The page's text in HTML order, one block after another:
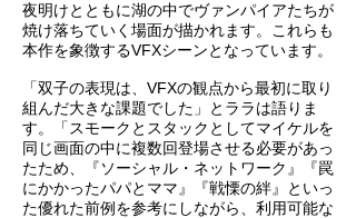
夜明けとともに湖の中でヴァンパイアたちが
焼け落ちていく場面が描かれます。これらも
本作を象徴するVFXシーンとなっています。
「双子の表現は、VFXの観点から最初に取り
組んだ大きな課題でした」とララは語りま
す。「スモークとスタックとしてマイケルを
同じ画面の中に複数回登場させる必要があっ
たため、『ソーシャル・ネットワーク』『罠
にかかったパパとママ』『戦慄の絆』といっ
た優れた前例を参考にしながら、利用可能な